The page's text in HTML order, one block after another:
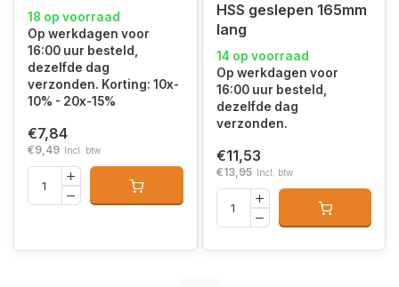
18 op voorraad
Op werkdagen voor
16:00 uur besteld,
dezelfde dag
verzonden. Korting: 10x-
10% - 20x-15%
€7,84
€9,49 Incl. btw
HSS geslepen 165mm
lang
14 op voorraad
Op werkdagen voor
16:00 uur besteld,
dezelfde dag
verzonden.
€11,53
€13,95 Incl. btw